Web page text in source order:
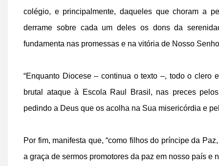
colégio, e principalmente, daqueles que choram a
derrame sobre cada um deles os dons da
fundamenta nas promessas e na vitória de Nosso
“Enquanto Diocese – continua o texto –, todo o clero
brutal ataque à Escola Raul Brasil, nas preces
pedindo a Deus que os acolha na Sua misericórdia e
Por fim, manifesta que, “como filhos do príncipe da
a graça de sermos promotores da paz em nosso país e